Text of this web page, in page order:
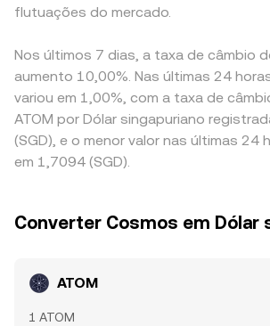
flutuações do mercado.
Nos últimos 7 dias, a taxa de câmbio
aumento 10,00%. Nas últimas 24
variou em 1,00%, com a taxa de
ATOM por Dólar singapuriano
(SGD), e o menor valor nas últimas 24
em 1,7094 (SGD).
Converter Cosmos em Dólar
ATOM
1 ATOM